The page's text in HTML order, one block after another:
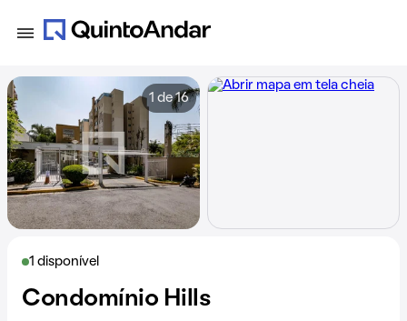
1 disponível
Condomínio Hills
1 de 16